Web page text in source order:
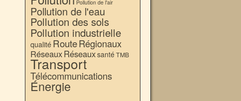
Pollution de l'air
Pollution de l'eau
Pollution des sols
Pollution industrielle
qualité RouteRégionaux
RéseauxRéseauxsantéTMB
Transport
Télécommunications
Énergie